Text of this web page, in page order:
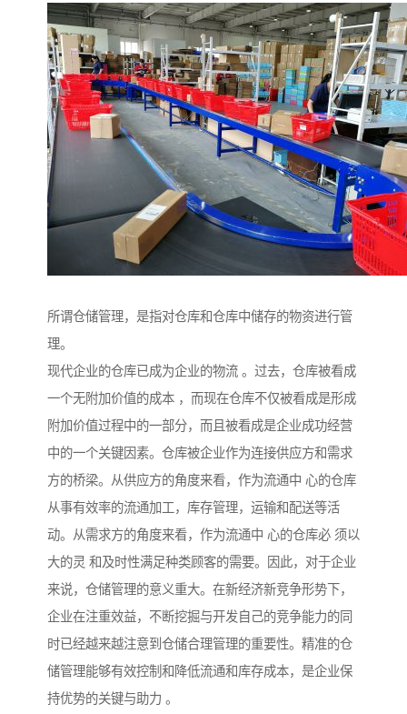
所谓仓储管理，是指对仓库和仓库中储存的物资进行管
理。
现代企业的仓库已成为企业的物流 。过去，仓库被看成
一个无附加价值的成本 ，而现在仓库不仅被看成是形成
附加价值过程中的一部分，而且被看成是企业成功经营
中的一个关键因素。仓库被企业作为连接供应方和需求
方的桥梁。从供应方的角度来看，作为流通中 心的仓库
从事有效率的流通加工，库存管理，运输和配送等活
动。从需求方的角度来看，作为流通中 心的仓库必 须以
大的灵 和及时性满足种类顾客的需要。因此，对于企业
来说，仓储管理的意义重大。在新经济新竞争形势下，
企业在注重效益，不断挖掘与开发自己的竞争能力的同
时已经越来越注意到仓储合理管理的重要性。精准的仓
储管理能够有效控制和降低流通和库存成本，是企业保
持优势的关键与助力 。